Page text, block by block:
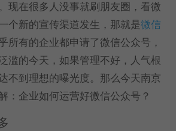
现在很多人没事就刷朋友圈，看微
个新的宣传渠道发生，那就是微信
所有的企业都申请了微信公众号，
滥的今天，如果管理不好，人气根
不到理想的曝光度。那么今天南京
：企业如何运营好微信公众号？